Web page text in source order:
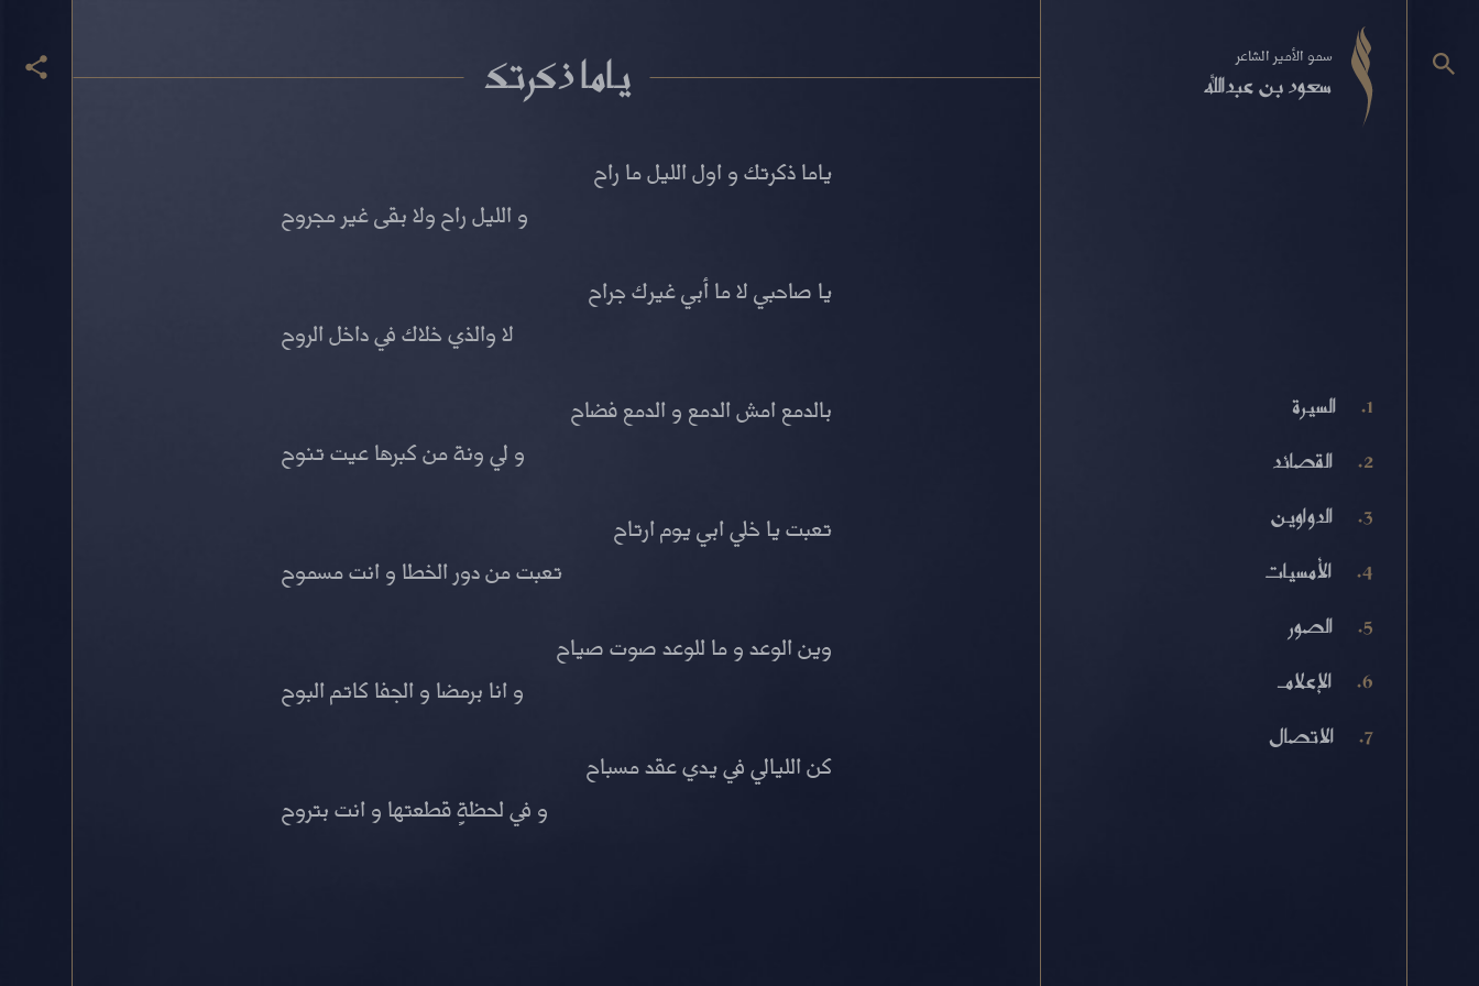
سمو الأمير الشاعر
سعود بن عبدالله
السيرة
القصائد
الدواوين
الأمسيات
الصور
الإعلام
الاتصال
ياما ذكرتك
ياما ذكرتك و اول الليل ما راح
و الليل راح ولا بقى غير مجروح
يا صاحبي لا ما أبي غيرك جراح
لا والذي خلاك في داخل الروح
بالدمع امش الدمع و الدمع فضاح
و لي ونة من كبرها عيت تنوح
تعبت يا خلي ابي يوم ارتاح
تعبت من دور الخطا و انت مسموح
وين الوعد و ما للوعد صوت صياح
و انا برمضا و الجفا كاتم البوح
كن الليالي في يدي عقد مسباح
و في لحظةٍ قطعتها و انت بتروح